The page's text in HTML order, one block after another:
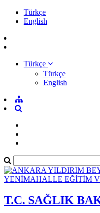
Türkçe
English
Türkçe
Türkçe
English
T.C. SAĞLIK